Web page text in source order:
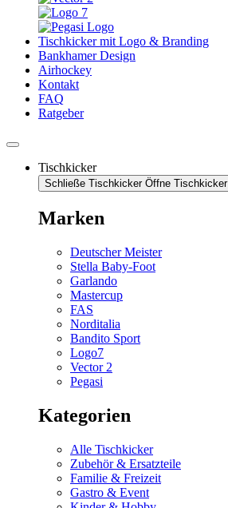
Tischkicker mit Logo & Branding
Bankhamer Design
Airhockey
Kontakt
FAQ
Ratgeber
Tischkicker
Schließe Tischkicker Öffne Tischkicker
Marken
Deutscher Meister
Stella Baby-Foot
Garlando
Mastercup
FAS
Norditalia
Bandito Sport
Logo7
Vector 2
Pegasi
Kategorien
Alle Tischkicker
Zubehör & Ersatzteile
Familie & Freizeit
Gastro & Event